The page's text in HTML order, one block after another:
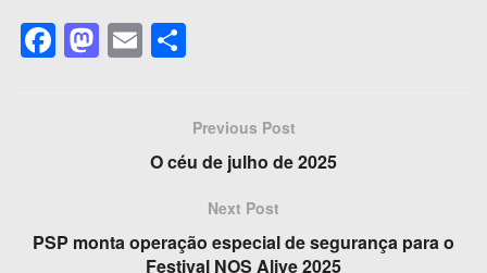
F
o
M
n
E
ar
e
Previous Post
O céu de julho de 2025
Next Post
PSP monta operação especial de segurança para o
Festival NOS Alive 2025